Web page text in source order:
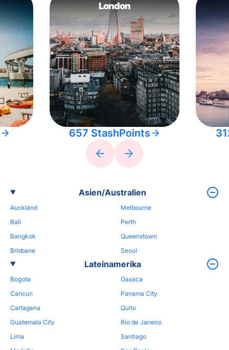
London
657 StashPoints
Asien/Australien
Auckland
Bali
Bangkok
Brisbane
Melbourne
Perth
Queenstown
Seoul
Lateinamerika
Bogota
Cancun
Cartagena
Guatemala City
Lima
Oaxaca
Panama City
Quito
Rio de Janeiro
Santiago